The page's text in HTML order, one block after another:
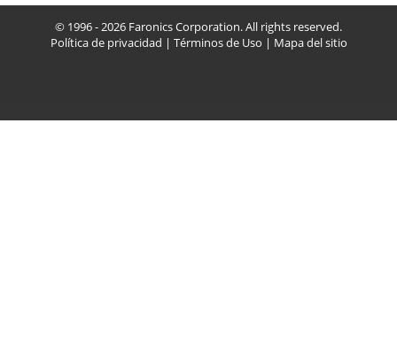
© 1996 - 2026 Faronics Corporation. All rights reserved.
Política de privacidad | Términos de Uso | Mapa del sitio